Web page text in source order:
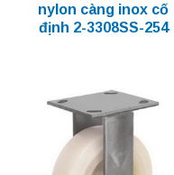
nylon càng inox cố
định 2-3308SS-254